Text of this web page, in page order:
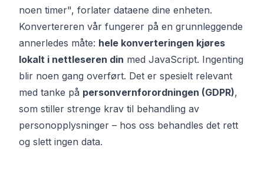
noen timer", forlater dataene dine enheten.
Konvertereren vår fungerer på en grunnleggende
annerledes måte: hele konverteringen kjøres
lokalt i nettleseren din med JavaScript. Ingenting
blir noen gang overført. Det er spesielt relevant
med tanke på personvernforordningen (GDPR),
som stiller strenge krav til behandling av
personopplysninger – hos oss behandles det rett
og slett ingen data.